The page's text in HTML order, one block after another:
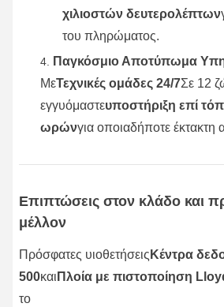
χιλιοστών δευτερολέπτων
του πληρώματος.
Παγκόσμιο Αποτύπωμα
ΜεΤεχνικές ομάδες 24/7Σε 12
εγγυόμαστευποστήριξη επί
ωρώνγια οποιαδήποτε έκτακτη
Επιπτώσεις στον κλάδο και
μέλλον
Πρόσφατες υιοθετήσεις Κέντρα
500και Πλοία με πιστοποίηση
το